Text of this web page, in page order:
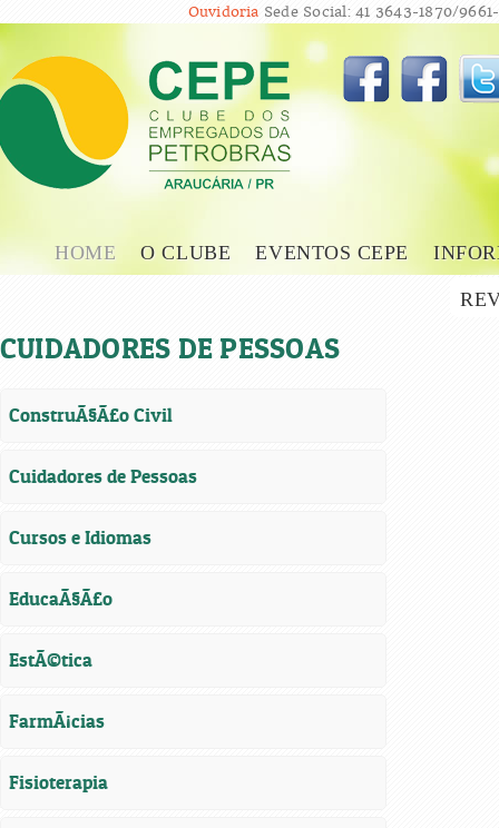
Ouvidoria Sede Social: 41 3643-1870/
HOME O CLUBE EVENTOS CEPE
CUIDADORES DE PESSOAS
ConstruÃ§Ã£o Civil
Cuidadores de Pessoas
Cursos e Idiomas
EducaÃ§Ã£o
EstÃ©tica
FarmÃ¡cias
Fisioterapia